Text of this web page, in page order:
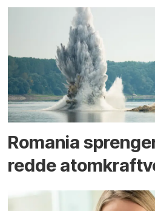
Romania
redde